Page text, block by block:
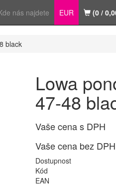
nás najdete EUR (0 /
black
Lowa
47-48
Vaše cena s DPH
Vaše cena bez DPH
Dostupnost
Kód
EAN